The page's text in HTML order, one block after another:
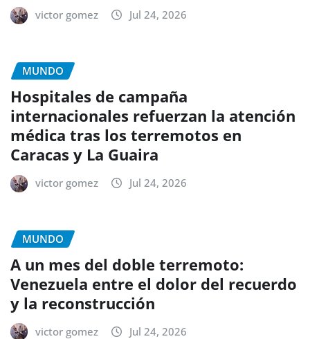
victor gomez Jul 24, 2026
MUNDO
Hospitales de campaña
internacionales refuerzan la atención
médica tras los terremotos en
Caracas y La Guaira
victor gomez Jul 24, 2026
MUNDO
A un mes del doble terremoto:
Venezuela entre el dolor del recuerdo
y la reconstrucción
victor gomez Jul 24, 2026